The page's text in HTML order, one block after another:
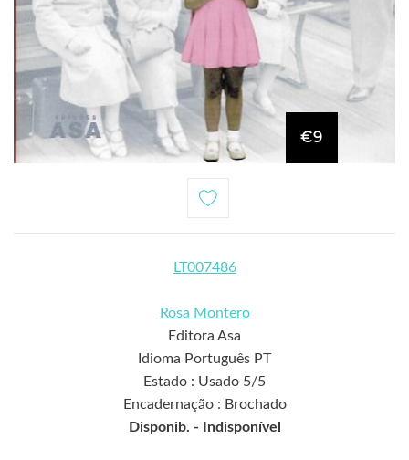
€9
LT007486
Rosa Montero
Editora Asa
Idioma Português PT
Estado : Usado 5/5
Encadernação : Brochado
Disponib. -
Indisponível